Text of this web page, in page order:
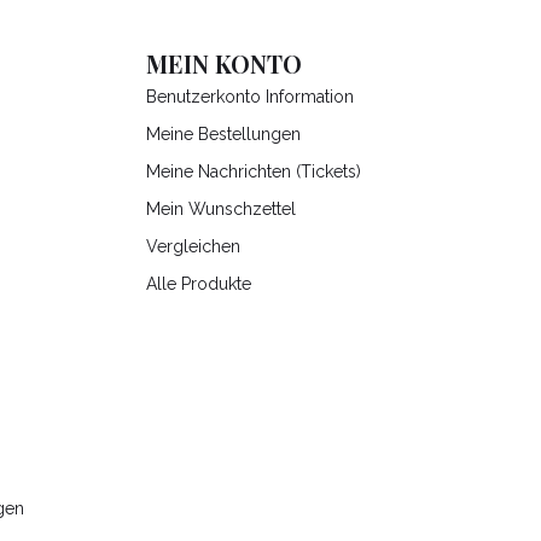
MEIN KONTO
Benutzerkonto Information
Meine Bestellungen
Meine Nachrichten (Tickets)
Mein Wunschzettel
Vergleichen
Alle Produkte